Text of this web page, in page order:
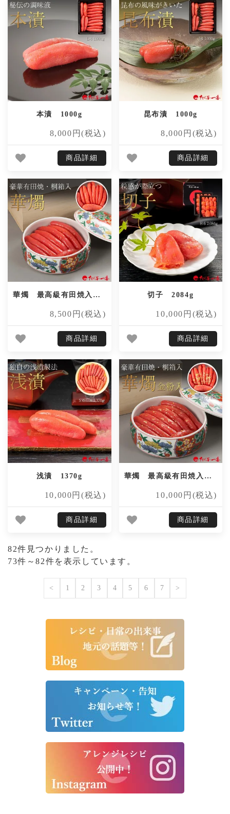
本漬 1000g
8,000円(税込)
商品詳細
昆布漬 1000g
8,000円(税込)
商品詳細
華燭 最高級有田焼入（金粉無） 473g
8,500円(税込)
商品詳細
切子 2084g
10,000円(税込)
商品詳細
浅漬 1370g
10,000円(税込)
商品詳細
華燭 最高級有田焼入（金粉有） 473g
10,000円(税込)
商品詳細
82件見つかりました。
73件～82件を表示しています。
< 1 2 3 4 5 6 7 >